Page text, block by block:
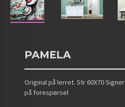
PAMELA
Original på lerret. Str 60X70
på forespørsel